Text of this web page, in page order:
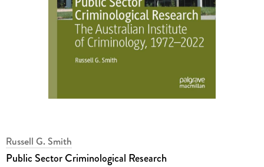
Russell G. Smith
Public Sector Criminological Research